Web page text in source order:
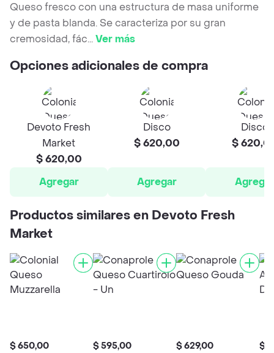
Queso fresco con una estructura de masa uniforme
y de pasta blanda. Se caracteriza por su gran
cremosidad, fác...Ver más
Opciones adicionales de compra
Devoto Fresh
Market
$ 620,00
Agregar
Disco
$ 620,00
Agregar
Disco
$
Agregar
Productos similares en Devoto Fresh
Market
$ 650,00 $ 595,00 $ 629,00 $